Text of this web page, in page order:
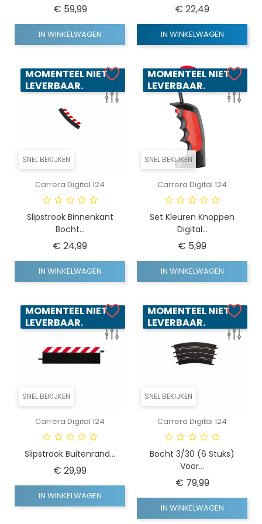
€ 59,99Prijs
IN WINKELWAGEN
€ 22,49Prijs
IN WINKELWAGEN
SNEL BEKIJKEN
MOMENTEEL NIET
LEVERBAAR.
Carrera Digital 124
Slipstrook Binnenkant
Bocht...
€ 24,99Prijs
IN WINKELWAGEN
SNEL BEKIJKEN
MOMENTEEL NIET
LEVERBAAR.
Carrera Digital 124
Set Kleuren Knoppen
Digital...
€ 5,99Prijs
IN WINKELWAGEN
SNEL BEKIJKEN
MOMENTEEL NIET
LEVERBAAR.
Carrera Digital 124
Slipstrook Buitenrand...
€ 29,99Prijs
IN WINKELWAGEN
SNEL BEKIJKEN
MOMENTEEL NIET
LEVERBAAR.
Carrera Digital 124
Bocht 3/30 (6 Stuks)
Voor...
€ 79,99Prijs
IN WINKELWAGEN